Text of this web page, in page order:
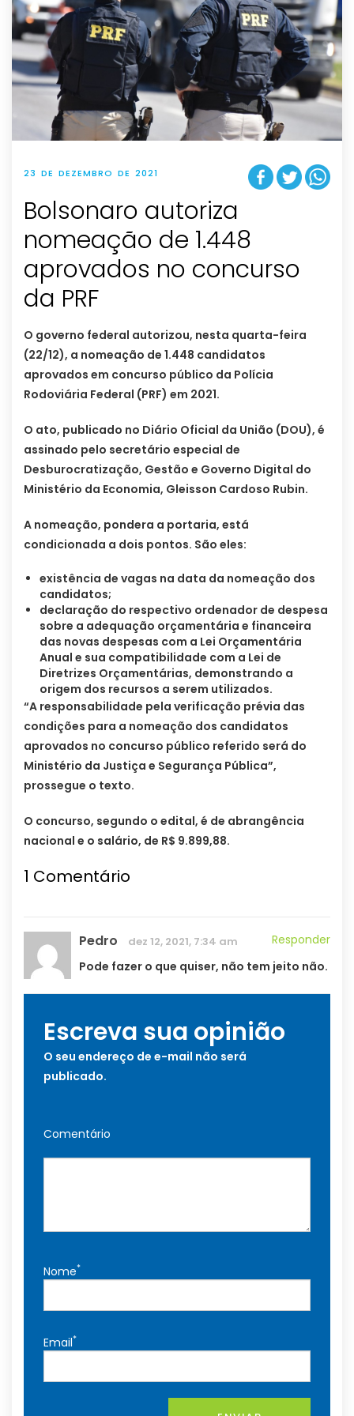
23 DE DEZEMBRO DE 2021
Bolsonaro autoriza
nomeação de 1.448
aprovados no concurso
da PRF
O governo federal autorizou, nesta quarta-feira
(22/12), a nomeação de 1.448 candidatos
aprovados em concurso público da Polícia
Rodoviária Federal (PRF) em 2021.
O ato, publicado no Diário Oficial da União (DOU), é
assinado pelo secretário especial de
Desburocratização, Gestão e Governo Digital do
Ministério da Economia, Gleisson Cardoso Rubin.
A nomeação, pondera a portaria, está
condicionada a dois pontos. São eles:
existência de vagas na data da nomeação dos
candidatos;
declaração do respectivo ordenador de despesa
sobre a adequação orçamentária e financeira
das novas despesas com a Lei Orçamentária
Anual e sua compatibilidade com a Lei de
Diretrizes Orçamentárias, demonstrando a
origem dos recursos a serem utilizados.
“A responsabilidade pela verificação prévia das
condições para a nomeação dos candidatos
aprovados no concurso público referido será do
Ministério da Justiça e Segurança Pública”,
prossegue o texto.
O concurso, segundo o edital, é de abrangência
nacional e o salário, de R$ 9.899,88.
1 Comentário
Pedro dez 12, 2021, 7:34 am
Responder
Pode fazer o que quiser, não tem jeito não.
Escreva sua opinião
O seu endereço de e-mail não será
publicado.
Comentário
Nome*
Email*